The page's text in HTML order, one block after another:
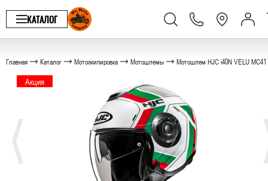
КАТАЛОГ
Главная Каталог Мотоэкипировка Мотошлемы Мотошлем HJC i40N VELU MC41
Акция